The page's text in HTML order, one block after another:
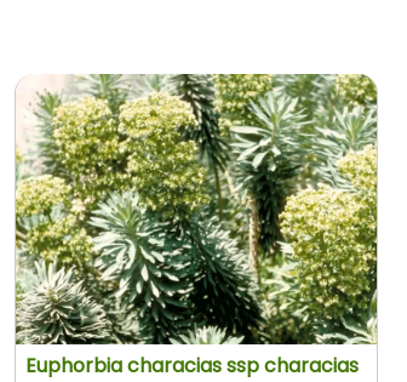
Euphorbia characias ssp characias